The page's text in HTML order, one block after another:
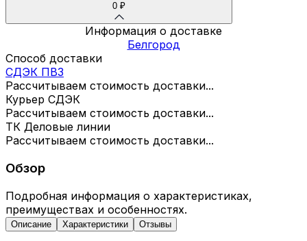
0 ₽
Информация о доставке
Белгород
Способ доставки
СДЭК ПВЗ
Рассчитываем стоимость доставки...
Курьер СДЭК
Рассчитываем стоимость доставки...
ТК Деловые линии
Рассчитываем стоимость доставки...
Обзор
Подробная информация о характеристиках,
преимуществах и особенностях.
Описание Характеристики Отзывы